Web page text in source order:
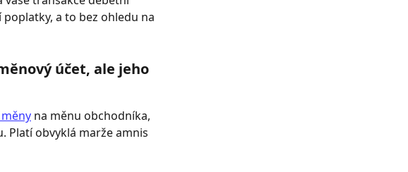
a to bez ohledu na
účet, ale jeho
na měnu obchodníka,
Platí obvyklá marže amnis